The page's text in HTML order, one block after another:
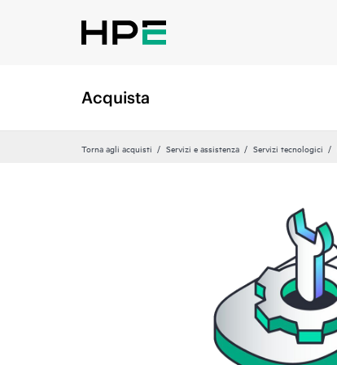
Acquista
Torna agli acquisti Servizi e assistenza Servizi tecnologici